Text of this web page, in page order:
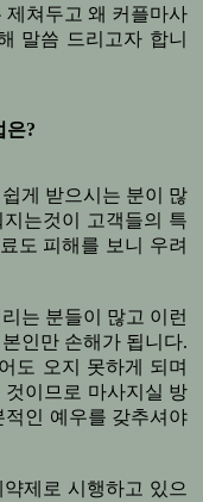
제쳐두고 왜 커플마사
말씀 드리고자 합니
은?
게 받으시는 분이 많
는것이 고객들의 특
도 피해를 보니 우려
는 분들이 많고 이런
인만 손해가 됩니다.
도 오지 못하게 되며
이므로 마사지실 방
인 예우를 갖추셔야
제로 시행하고 있으